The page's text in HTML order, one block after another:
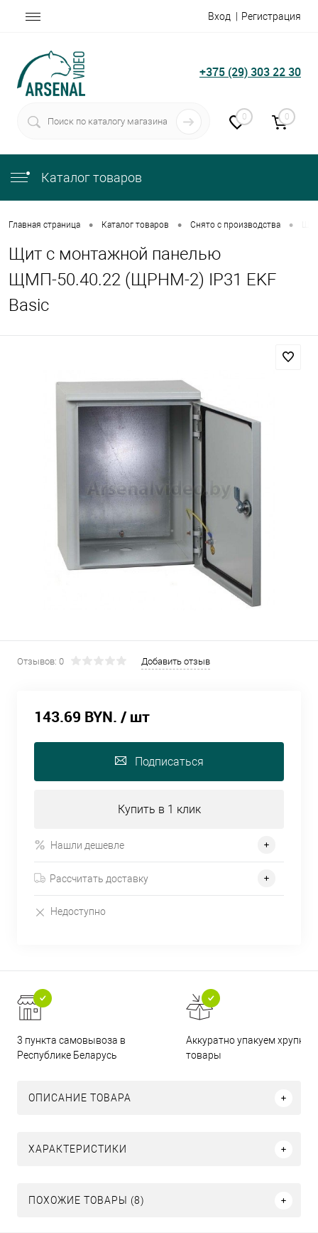
Вход Регистрация
+375 (29) 303 22 30
0 0
Каталог товаров
Главная страница • Каталог товаров • Снято с производства •
Щит с монтажной панелью
ЩМП-50.40.22 (ЩРНМ-2) IP31 EKF
Basic
Отзывов: 0 Добавить отзыв
143.69 BYN. / шт
Подписаться
Купить в 1 клик
Нашли дешевле
Рассчитать доставку
Недоступно
3 пункта самовывоза в
Республике Беларусь
Аккуратно упакуем хрупкие
товары
ОПИСАНИЕ ТОВАРА
ХАРАКТЕРИСТИКИ
ПОХОЖИЕ ТОВАРЫ (8)